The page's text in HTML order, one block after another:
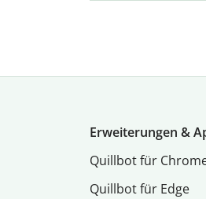
Erweiterungen &
Quillbot für
Quillbot für Edge